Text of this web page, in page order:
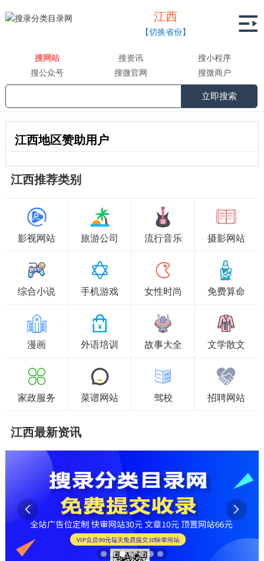

江西
【切换省份】
搜网站 搜资讯
搜小程序
搜公众号
搜微官网 搜微商户
立即搜索
江西地区赞助用户
江西推荐类别
影视网站 旅游公司 流行音乐 摄影网站
综合小说 手机游戏 女性时尚 免费算命
漫画 外语培训 故事大全 文学散文
家政服务 菜谱网站 驾校 招聘网站
江西最新资讯
 